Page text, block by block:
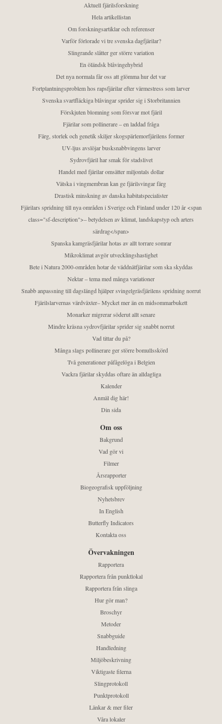
Aktuell fjärilsforskning
Hela artikellistan
Om forskningsartiklar och referenser
Varför förlorade vi tre svenska dagfjärilar?
Slingrande slåtter ger större variation
En öländsk blåvingehybrid
Det nya normala får oss att glömma hur det var
Fortplantningsproblem hos rapsfjärilar efter värmestress som larver
Svenska svartfläckiga blåvingar sprider sig i Storbritannien
Förskjuten blomning som försvar mot fjäril
Fjärilar som pollinerare – en laddad fråga
Färg, storlek och genetik skiljer skogspärlemorfjärilens former
UV-ljus avslöjar busksnabbvingens larver
Sydrovfjäril har smak för stadslivet
Handel med fjärilar omsätter miljontals dollar
Vätska i vingmembran kan ge fjärilsvingar färg
Drastisk minskning av danska habitatspecialister
Fjärilars spridning till nya områden i Sverige och Finland under 120 år <span
class="sf-description">– betydelsen av klimat, landskapstyp och arters
särdrag</span>
Spanska kamgräsfjärilar hotas av allt torrare somrar
Mikroklimat avgör utvecklingshastighet
Bete i Natura 2000-områden hotar de väddnätfjärilar som ska skyddas
Nektar – tema med många variationer
Snabb anpassning till dagslängd hjälper svingelgräsfjärilens spridning norrut
Fjärilslarvernas värdväxter– Mycket mer än en midsommarbukett
Monarker migrerar söderut allt senare
Mindre kräsna sydrovfjärilar sprider sig snabbt norrut
Vad tittar du på?
Många slags pollinerare ger större bomullsskörd
Två generationer påfågelöga i Belgien
Vackra fjärilar skyddas oftare än alldagliga
Kalender
Anmäl dig här!
Din sida
Om oss
Bakgrund
Vad gör vi
Filmer
Årsrapporter
Biogeografisk uppföljning
Nyhetsbrev
In English
Butterfly Indicators
Kontakta oss
Övervakningen
Rapportera
Rapportera från punktlokal
Rapportera från slinga
Hur gör man?
Broschyr
Metoder
Snabbguide
Handledning
Miljöbeskrivning
Viktigaste filerna
Slingprotokoll
Punktprotokoll
Länkar & mer filer
Våra lokaler